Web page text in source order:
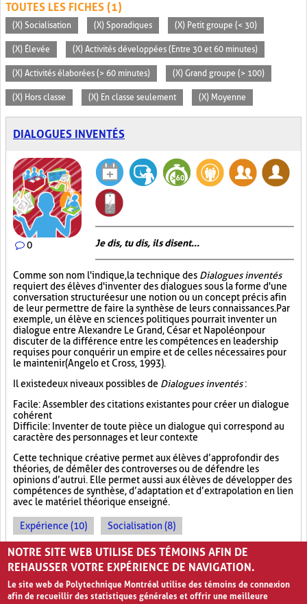
TOUTES LES FICHES (1)
(X) Socialisation (X) Sporadiques (X) Petit groupe (< 30)
(X) Élevée (X) Activités développées (Entre 30 et 60 minutes)
(X) Activités élaborées (> 60 minutes) (X) Grand groupe (> 100)
(X) Hors classe (X) En classe seulement (X) Moyenne
DIALOGUES INVENTÉS
0 Je dis, tu dis, ils disent...
Comme son nom l'indique, la technique des Dialogues inventés
requiert des élèves d'inventer des dialogues sous la forme d'une
conversation structurée sur une notion ou un concept précis afin
de leur permettre de faire la synthèse de leurs connaissances. Par
exemple, un élève en sciences politiques pourrait inventer un
dialogue entre Alexandre Le Grand, César et Napoléon pour
discuter de la différence entre les compétences en leadership
requises pour conquérir un empire et de celles nécessaires pour
le maintenir (Angelo et Cross, 1993).
Il existe deux niveaux possibles de Dialogues inventés:
Facile : Assembler des citations existantes pour créer un dialogue
cohérent
Difficile : Inventer de toute pièce un dialogue qui correspond au
caractère des personnages et leur contexte
Cette technique créative permet aux élèves d’approfondir des
théories, de démêler des controverses ou de défendre les
opinions d’autrui. Elle permet aussi aux élèves de développer des
compétences de synthèse, d’adaptation et d’extrapolation en lien
avec le matériel théorique enseigné.
Expérience (10) Socialisation (8)
Approfondissement des connaissances (17)
NOTRE SITE WEB UTILISE DES TÉMOINS AFIN DE
REHAUSSER VOTRE EXPÉRIENCE DE NAVIGATION.
Le site web de Polytechnique Montréal utilise des témoins de connexion
afin de recueillir des statistiques générales et offrir une meilleure